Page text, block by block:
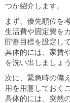
つか紹介します。
まず、優先順位を
生活費や固定費を
貯蓄目標を設定し
具体的には、家賃
を洗い出しましょう
次に、緊急時の備
用を用意しておく
具体的には、突然